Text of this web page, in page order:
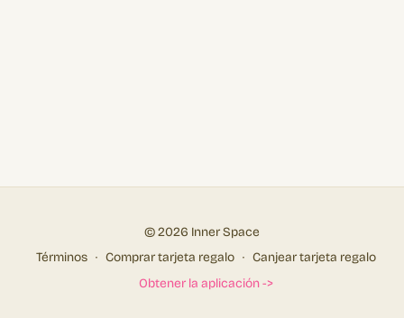
© 2026 Inner Space
Términos ∙ Comprar tarjeta regalo ∙ Canjear tarjeta regalo
Obtener la aplicación ->